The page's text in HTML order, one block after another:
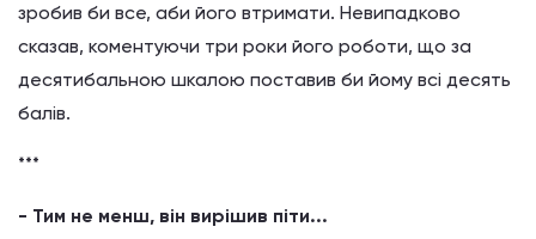
зробив би все, аби його втримати. Невипадково
сказав, коментуючи три роки його роботи, що за
десятибальною шкалою поставив би йому всі десять
балів.
***
- Тим не менш, він вирішив піти...